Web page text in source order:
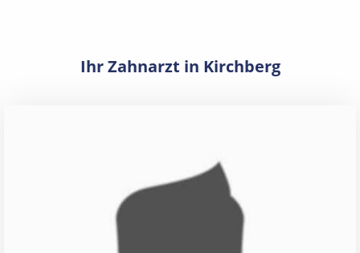
Ihr Zahnarzt in Kirchberg